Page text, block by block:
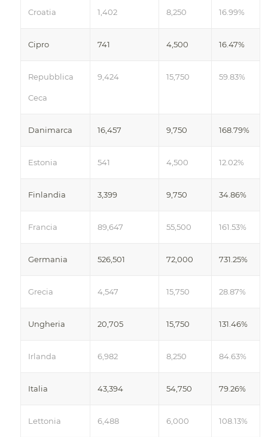
Croatia 1,402 8,250 16.99%
Cipro 741 4,500 16.47%
Repubblica
Ceca
9,424 15,750 59.83%
Danimarca 16,457 9,750 168.79%
Estonia 541 4,500 12.02%
Finlandia 3,399 9,750 34.86%
Francia 89,647 55,500 161.53%
Germania 526,501 72,000 731.25%
Grecia 4,547 15,750 28.87%
Ungheria 20,705 15,750 131.46%
Irlanda 6,982 8,250 84.63%
Italia 43,394 54,750 79.26%
Lettonia 6,488 6,000 108.13%